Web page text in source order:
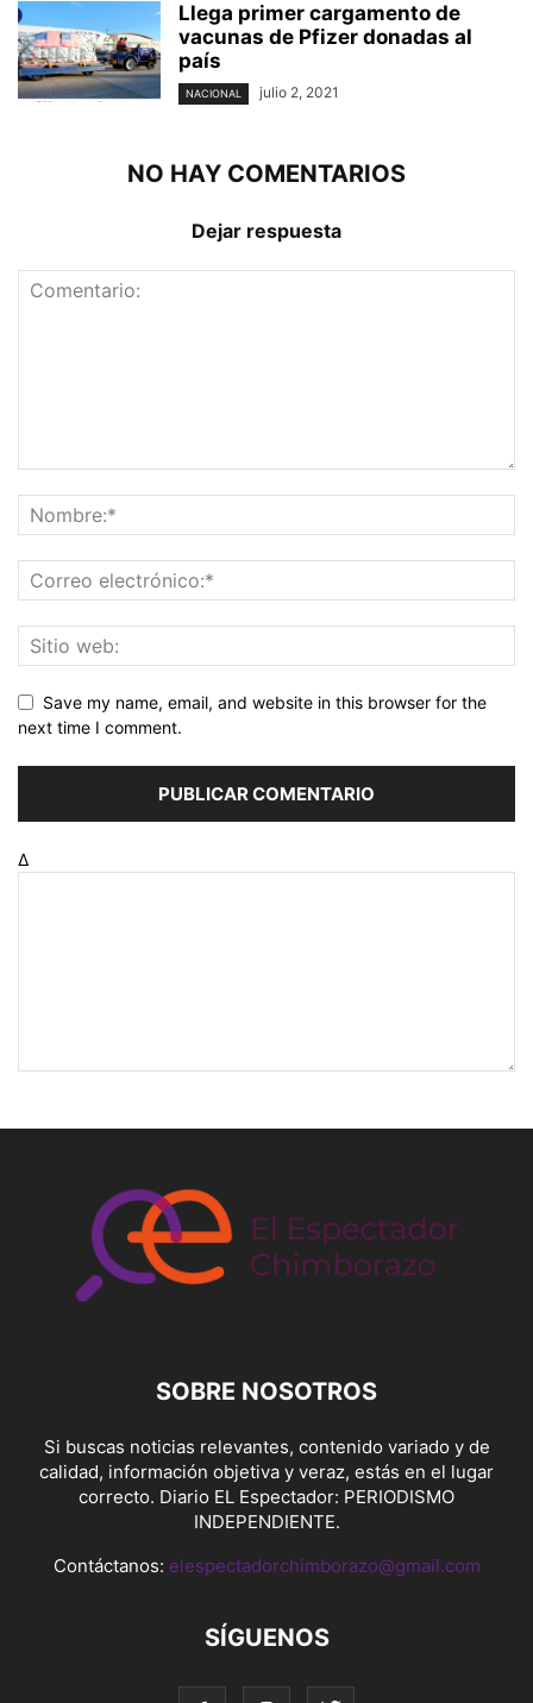
Llega primer cargamento de
vacunas de Pfizer donadas al
país
NACIONAL julio 2, 2021
NO HAY COMENTARIOS
Dejar respuesta
Save my name, email, and website in this browser for the
next time I comment.
Δ
SOBRE NOSOTROS
Si buscas noticias relevantes, contenido variado y de
calidad, información objetiva y veraz, estás en el lugar
correcto. Diario EL Espectador: PERIODISMO
INDEPENDIENTE.
Contáctanos: elespectadorchimborazo@gmail.com
SÍGUENOS